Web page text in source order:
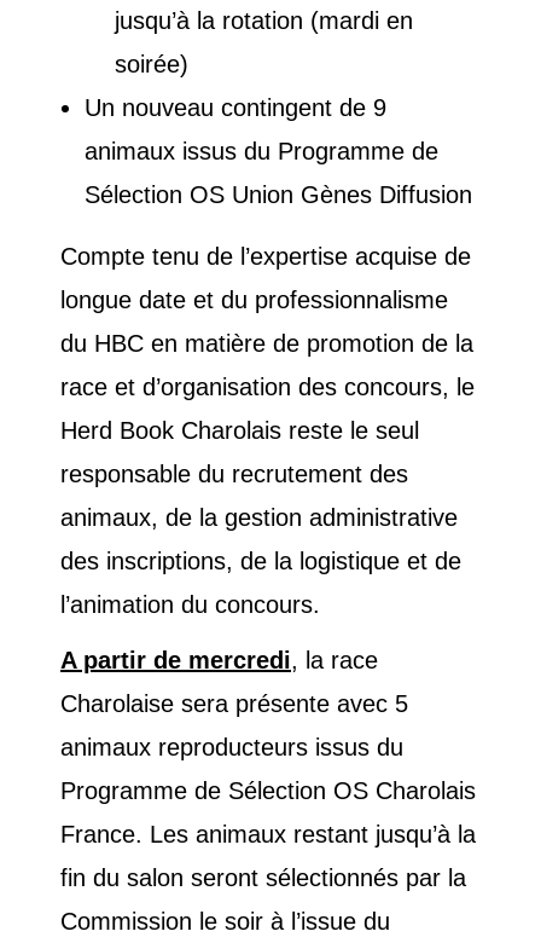
jusqu’à la rotation (mardi en
soirée)
Un nouveau contingent de 9
animaux issus du Programme de
Sélection OS Union Gènes Diffusion
Compte tenu de l’expertise acquise de
longue date et du professionnalisme
du HBC en matière de promotion de la
race et d’organisation des concours, le
Herd Book Charolais reste le seul
responsable du recrutement des
animaux, de la gestion administrative
des inscriptions, de la logistique et de
l’animation du concours.
A partir de mercredi, la race
Charolaise sera présente avec 5
animaux reproducteurs issus du
Programme de Sélection OS Charolais
France. Les animaux restant jusqu’à la
fin du salon seront sélectionnés par la
Commission le soir à l’issue du